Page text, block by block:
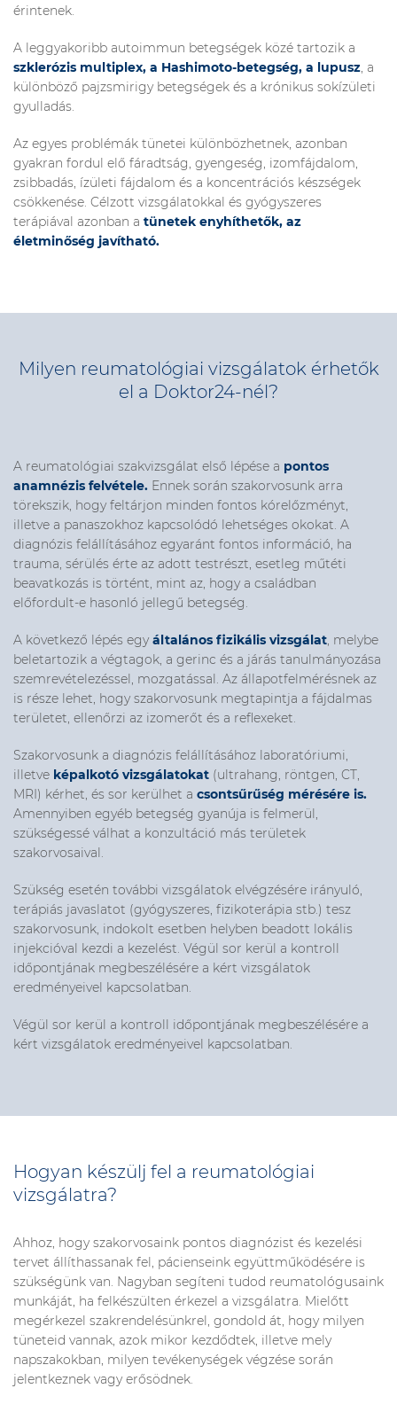
érintenek.
A leggyakoribb autoimmun betegségek közé tartozik a
szklerózis multiplex, a Hashimoto-betegség, a lupusz, a
különböző pajzsmirigy betegségek és a krónikus sokízületi
gyulladás.
Az egyes problémák tünetei különbözhetnek, azonban
gyakran fordul elő fáradtság, gyengeség, izomfájdalom,
zsibbadás, ízületi fájdalom és a koncentrációs készségek
csökkenése. Célzott vizsgálatokkal és gyógyszeres
terápiával azonban a tünetek enyhíthetők, az
életminőség javítható.
Milyen reumatológiai vizsgálatok érhetők
el a Doktor24-nél?
A reumatológiai szakvizsgálat első lépése a pontos
anamnézis felvétele. Ennek során szakorvosunk arra
törekszik, hogy feltárjon minden fontos kórelőzményt,
illetve a panaszokhoz kapcsolódó lehetséges okokat. A
diagnózis felállításához egyaránt fontos információ, ha
trauma, sérülés érte az adott testrészt, esetleg műtéti
beavatkozás is történt, mint az, hogy a családban
előfordult-e hasonló jellegű betegség.
A következő lépés egy általános fizikális vizsgálat, melybe
beletartozik a végtagok, a gerinc és a járás tanulmányozása
szemrevételezéssel, mozgatással. Az állapotfelmérésnek az
is része lehet, hogy szakorvosunk megtapintja a fájdalmas
területet, ellenőrzi az izomerőt és a reflexeket.
Szakorvosunk a diagnózis felállításához laboratóriumi,
illetve képalkotó vizsgálatokat (ultrahang, röntgen, CT,
MRI) kérhet, és sor kerülhet a csontsűrűség mérésére is.
Amennyiben egyéb betegség gyanúja is felmerül,
szükségessé válhat a konzultáció más területek
szakorvosaival.
Szükség esetén további vizsgálatok elvégzésére irányuló,
terápiás javaslatot (gyógyszeres, fizikoterápia stb.) tesz
szakorvosunk, indokolt esetben helyben beadott lokális
injekcióval kezdi a kezelést. Végül sor kerül a kontroll
időpontjának megbeszélésére a kért vizsgálatok
eredményeivel kapcsolatban.
Végül sor kerül a kontroll időpontjának megbeszélésére a
kért vizsgálatok eredményeivel kapcsolatban.
Hogyan készülj fel a reumatológiai
vizsgálatra?
Ahhoz, hogy szakorvosaink pontos diagnózist és kezelési
tervet állíthassanak fel, pácienseink együttműködésére is
szükségünk van. Nagyban segíteni tudod reumatológusaink
munkáját, ha felkészülten érkezel a vizsgálatra. Mielőtt
megérkezel szakrendelésünkrel, gondold át, hogy milyen
tüneteid vannak, azok mikor kezdődtek, illetve mely
napszakokban, milyen tevékenységek végzése során
jelentkeznek vagy erősödnek.